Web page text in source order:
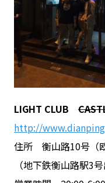
LIGHT CLUB
http://
住所 衡山路10号（
（地下鉄衡山路駅3号